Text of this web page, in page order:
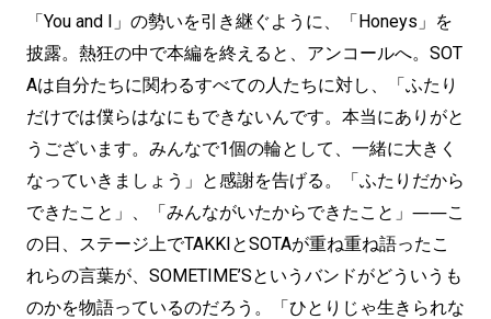
「You and I」の勢いを引き継ぐように、「Honeys」を
披露。熱狂の中で本編を終えると、アンコールへ。SOT
Aは自分たちに関わるすべての人たちに対し、「ふたり
だけでは僕らはなにもできないんです。本当にありがと
うございます。みんなで1個の輪として、一緒に大きく
なっていきましょう」と感謝を告げる。「ふたりだから
できたこと」、「みんながいたからできたこと」――こ
の日、ステージ上でTAKKIとSOTAが重ね重ね語ったこ
れらの言葉が、SOMETIME’Sというバンドがどういうも
のかを物語っているのだろう。「ひとりじゃ生きられな